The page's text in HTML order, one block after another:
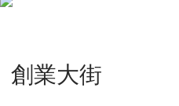
創業大街